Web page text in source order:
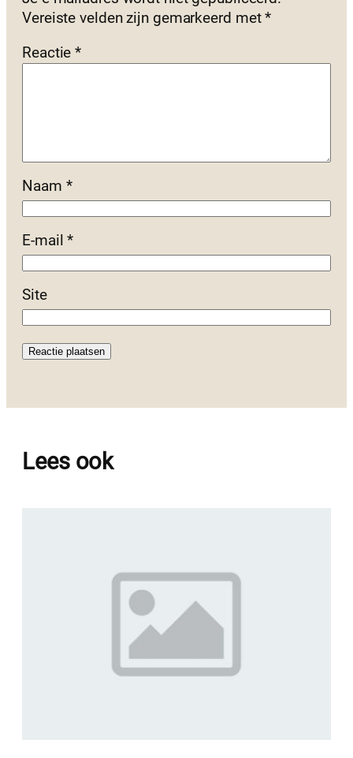
Vereiste velden zijn gemarkeerd met*
Reactie*
Naam *
E-mail*
Site
Lees ook